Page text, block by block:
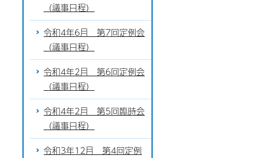
（議事日程）
令和4年6月 第7回定例会
（議事日程）
令和4年2月 第6回定例会
（議事日程）
令和4年2月 第5回臨時会
（議事日程）
令和3年12月 第4回定例